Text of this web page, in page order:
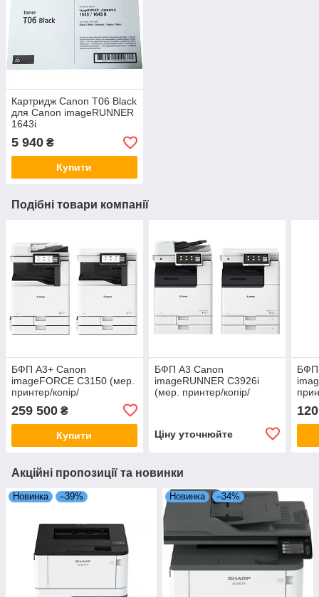
Картридж Canon T06 Black
для Canon imageRUNNER
1643i
5 940 ₴
Купити
Подібні товари компанії
БФП А3+ Canon
imageFORCE C3150 (мер.
принтер/копір/
259 500 ₴
Купити
БФП А3 Canon
imageRUNNER C3926i
(мер. принтер/копір/
Ціну уточнюйте
БФП
Акційні пропозиції та новинки
Новинка –39% Новинка –34%